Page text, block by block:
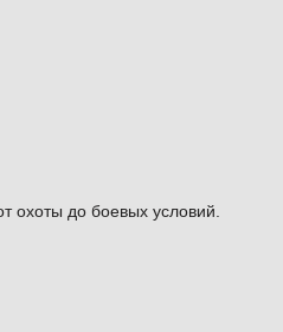
охоты до боевых условий.